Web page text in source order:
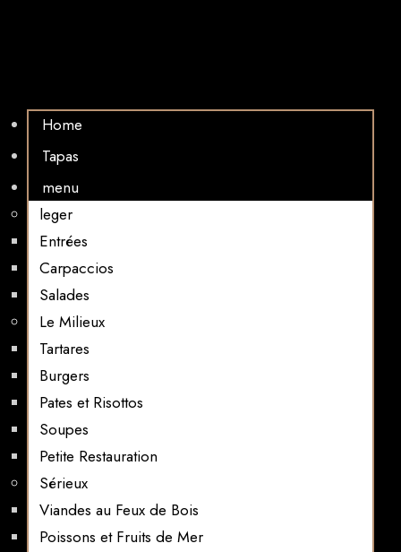
Home
Tapas
menu
leger
Entrées
Carpaccios
Salades
Le Milieux
Tartares
Burgers
Pates et Risottos
Soupes
Petite Restauration
Sérieux
Viandes au Feux de Bois
Poissons et Fruits de Mer